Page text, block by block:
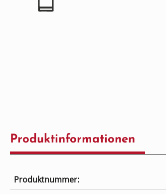
Produktinformationen
Produktnummer: